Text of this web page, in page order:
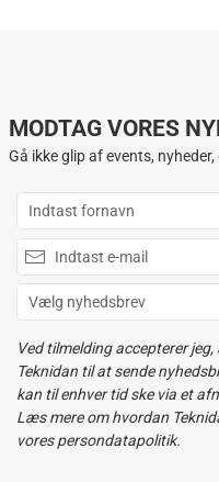
MODTAG VORES
Gå ikke glip af events,
Ved tilmelding accepterer
Teknidan til at sende
kan til enhver tid ske via et
Læs mere om hvordan
vores persondatapolitik.